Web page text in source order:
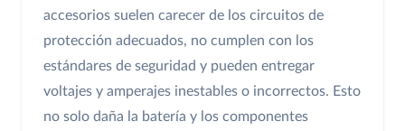
accesorios suelen carecer de los circuitos de
protección adecuados, no cumplen con los
estándares de seguridad y pueden entregar
voltajes y amperajes inestables o incorrectos. Esto
no solo daña la batería y los componentes